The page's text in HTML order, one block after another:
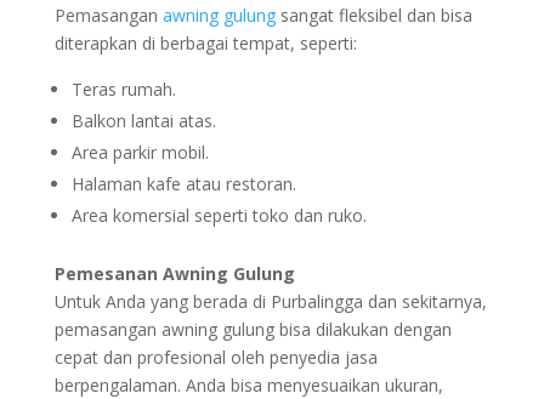
Pemasangan awning gulungsangat fleksibel dan bisa
diterapkan di berbagai tempat, seperti:
Teras rumah.
Balkon lantai atas.
Area parkir mobil.
Halaman kafe atau restoran.
Area komersial seperti toko dan ruko.
Pemesanan Awning Gulung
Untuk Anda yang berada di Purbalingga dan sekitarnya,
pemasangan awning gulung bisa dilakukan dengan
cepat dan profesional oleh penyedia jasa
berpengalaman. Anda bisa menyesuaikan ukuran,